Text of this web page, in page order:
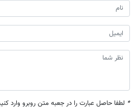
* لطفا حاصل عبارت را در جعبه متن روبرو وارد